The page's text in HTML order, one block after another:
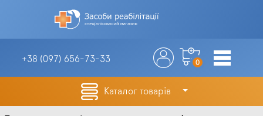
+38 (097) 656-73-33 0
Каталог товарів